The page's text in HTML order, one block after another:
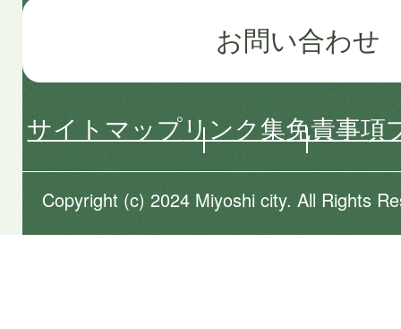
お問い合わせ
サイトマップリンク集免責事項
Copyright (c) 2024 Miyoshi city. All Rights